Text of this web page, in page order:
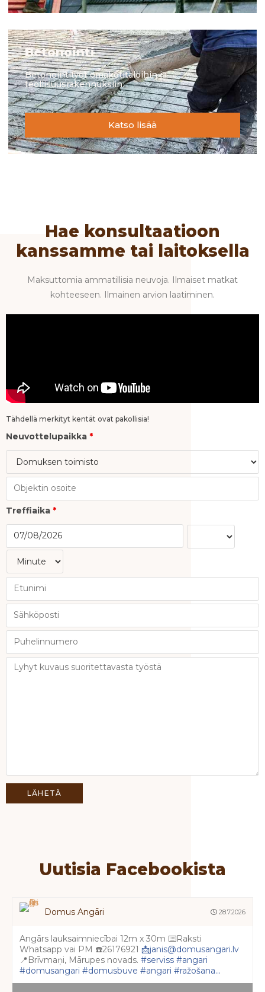
Betonointi
Betonointityöt omakotitaloihin ja
teollisuusrakennuksiin.
Katso lisää
Hae konsultaatioon
kanssamme tai laitoksella
Maksuttomia ammatillisia neuvoja. Ilmaiset matkat
kohteeseen. Ilmainen arvion laatiminen.
Tähdellä merkityt kentät ovat pakollisia!
Neuvottelupaikka *
Treffiaika *
Uutisia Facebookista
Domus Angāri 28.7.2026
Angārs lauksaimniecībai 12m x 30m ⌨️Raksti
Whatsapp vai PM ☎️26176921 📩janis@domusangari.lv
📍Brīvmaņi, Mārupes novads. #serviss #angari
#domusangari #domusbuve #angari #ražošana...